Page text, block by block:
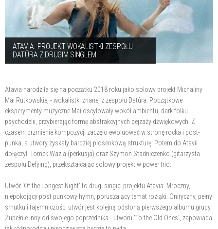
ATAVIA. PROJEKT WOKALISTKI ZESPOŁU
DATÛRA Z DRUGIM SINGLEM
Atavia narodziła się na początku 2018 roku jako solowy projekt Michaliny
Mai Rutkowskiej - wokalistki znanej z zespołu Datûra. Początkowe
eksperymenty muzyczne Mai oscylowały wokół ambientu, dark folku i
psychodelii, przybierając formę abstrakcyjnych pejzaży dźwiękowych. Z
czasem brzmienie kompozycji zaczęło ewoluować w stronę rocka i post-
punka, a utwory zyskały bardziej piosenkową strukturę. Potem do Atavii
dołączyli Tomek Wazia (perkusja) oraz Szymon Stadniczenko (gitarzysta
zespołu Defying), przekształcając solowy projekt w power trio.
Utwór 'Of the Longest Night' to drugi singiel projektu Atavia. Mroczny,
niepokojący post punkowy hymn, poruszający temat rozłąki. Oniryczny, pełny
smutku i tajemniczości utwór jest kolejną odsłoną pierwszego albumu grupy.
Zupełnie inny od swojego poprzednika - utworu 'To the Old Ones', zapowiada